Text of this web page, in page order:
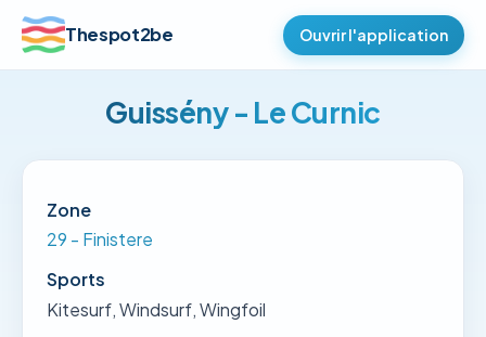
Thespot2be Ouvrir l'application
Guissény - Le Curnic
Zone
29 - Finistere
Sports
Kitesurf, Windsurf, Wingfoil